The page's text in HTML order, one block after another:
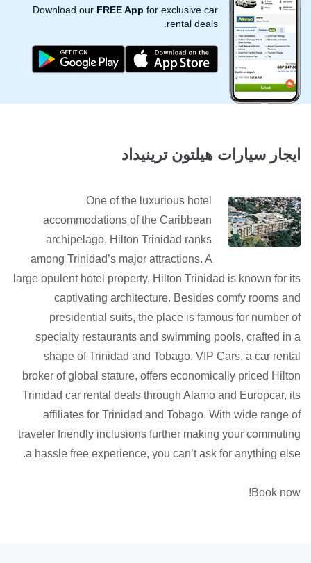
Download our FREE App for exclusive car
rental deals.
ايجار سيارات هيلتون ترينيداد
One of the luxurious hotel
accommodations of the Caribbean
archipelago, Hilton Trinidad ranks
among Trinidad’s major attractions. A
large opulent hotel property, Hilton Trinidad is known for its
captivating architecture. Besides comfy rooms and
presidential suits, the place is famous for number of
specialty restaurants and swimming pools, crafted in a
shape of Trinidad and Tobago. VIP Cars, a car rental
broker of global stature, offers economically priced Hilton
Trinidad car rental deals through Alamo and Europcar, its
affiliates for Trinidad and Tobago. With wide range of
traveler friendly inclusions further making your commuting
a hassle free experience, you can’t ask for anything else.
Book now!